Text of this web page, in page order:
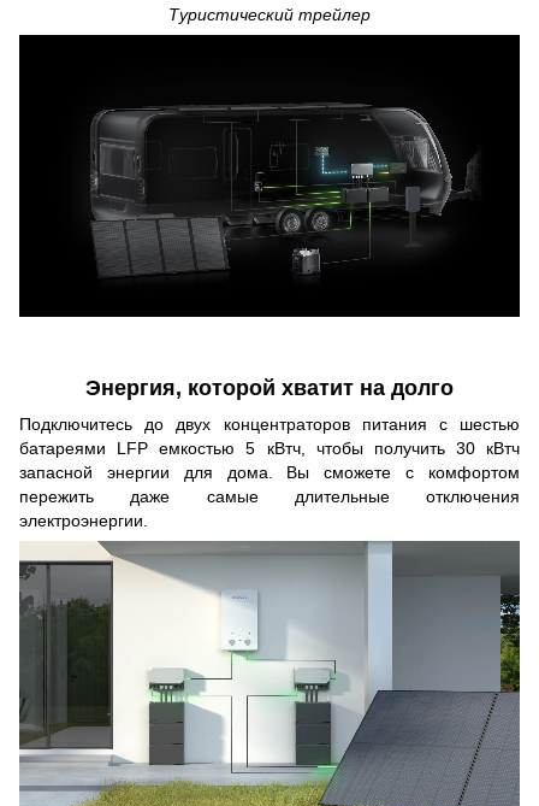
Туристический трейлер
Энергия, которой хватит на долго
Подключитесь до двух концентраторов питания с шестью
батареями LFP емкостью 5 кВтч, чтобы получить 30 кВтч
запасной энергии для дома. Вы сможете с комфортом
пережить даже самые длительные отключения
электроэнергии.